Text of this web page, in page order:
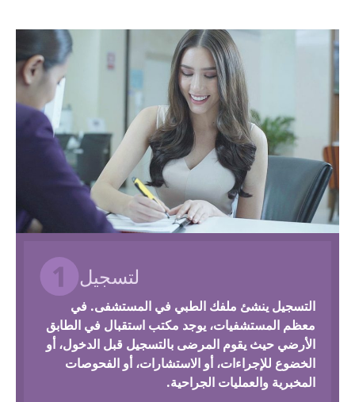
لتسجيل
التسجيل ينشئ ملفك الطبي في المستشفى. في
معظم المستشفيات، يوجد مكتب استقبال في الطابق
الأرضي حيث يقوم المرضى بالتسجيل قبل الدخول، أو
الخضوع للإجراءات، أو الاستشارات، أو الفحوصات
المخبرية والعمليات الجراحية.